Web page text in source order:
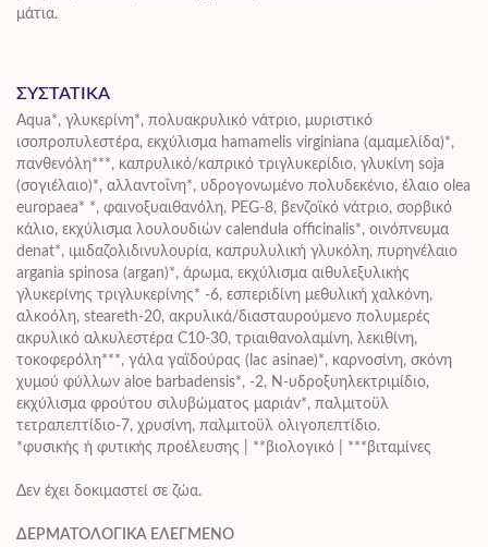
μάτια.
ΣΥΣΤΑΤΙΚΑ
Aqua*, γλυκερίνη*, πολυακρυλικό νάτριο, μυριστικό
ισοπροπυλεστέρα, εκχύλισμα hamamelis virginiana (αμαμελίδα)*,
πανθενόλη***, καπρυλικό/καπρικό τριγλυκερίδιο, γλυκίνη soja
(σογιέλαιο)*, αλλαντοΐνη*, υδρογονωμένο πολυδεκένιο, έλαιο olea
europaea* *, φαινοξυαιθανόλη, PEG-8, βενζοϊκό νάτριο, σορβικό
κάλιο, εκχύλισμα λουλουδιών calendula officinalis*, οινόπνευμα
denat*, ιμιδαζολιδινυλουρία, καπρυλυλική γλυκόλη, πυρηνέλαιο
argania spinosa (argan)*, άρωμα, εκχύλισμα αιθυλεξυλικής
γλυκερίνης τριγλυκερίνης* -6, εσπεριδίνη μεθυλική χαλκόνη,
αλκοόλη, steareth-20, ακρυλικά/διασταυρούμενο πολυμερές
ακρυλικό αλκυλεστέρα C10-30, τριαιθανολαμίνη, λεκιθίνη,
τοκοφερόλη***, γάλα γαϊδούρας (lac asinae)*, καρνοσίνη, σκόνη
χυμού φύλλων aloe barbadensis*, -2, Ν-υδροξυηλεκτριμίδιο,
εκχύλισμα φρούτου σιλυβώματος μαριάν*, παλμιτοϋλ
τετραπεπτίδιο-7, χρυσίνη, παλμιτοϋλ ολιγοπεπτίδιο.
*φυσικής ή φυτικής προέλευσης | **βιολογικό | ***βιταμίνες
Δεν έχει δοκιμαστεί σε ζώα.
ΔΕΡΜΑΤΟΛΟΓΙΚΑ ΕΛΕΓΜΕΝΟ